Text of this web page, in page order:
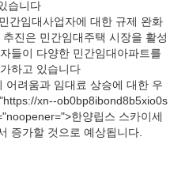
습니다​
간임대사업자에 대한 규제 완화
진은 민간임대주택 시장을 활성
들이 다양한 민간임대아파트를
하고 있습니다​
어려움과 임대료 상승에 대한 우
xn--ob0bp8ibond8b5xio0s
한양립스 스카이세
증가할 것으로 예상됩니다.